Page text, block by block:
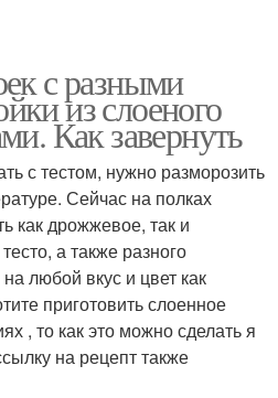
с разными
из слоеного
Как завернуть
с тестом, нужно разморозить
Сейчас на полках
как дрожжевое, так и
а также разного
любой вкус и цвет как
приготовить слоенное
, то как это можно сделать я
на рецепт также